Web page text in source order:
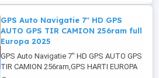
GPS Auto Navigatie 7" HD GPS
AUTO GPS TIR CAMION 256ram full
Europa 2025
GPS Auto Navigatie 7" HD GPS AUTO GPS
TIR CAMION 256ram,GPS HARTI EUROPA